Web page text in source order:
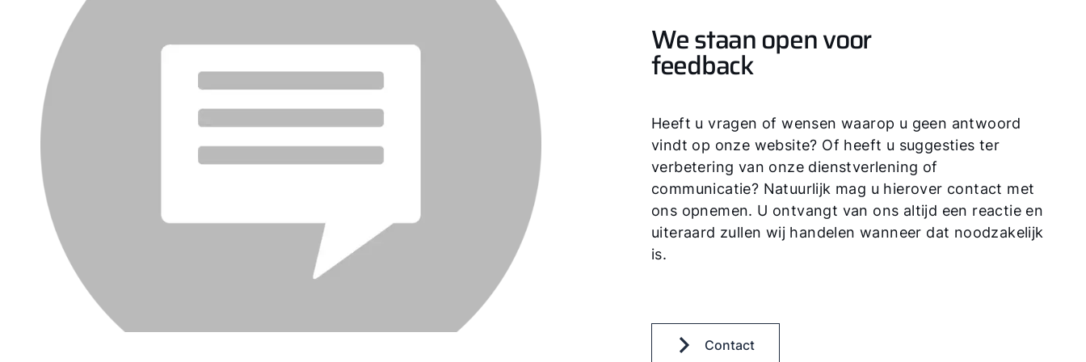
We staan open voor
feedback
Heeft u vragen of wensen waarop u geen antwoord
vindt op onze website? Of heeft u suggesties ter
verbetering van onze dienstverlening of
communicatie? Natuurlijk mag u hierover contact met
ons opnemen. U ontvangt van ons altijd een reactie en
uiteraard zullen wij handelen wanneer dat noodzakelijk
is.
Contact
Hallo!
Hoe kunnen wij u helpen?
Ik ben professional
Adresgegevens